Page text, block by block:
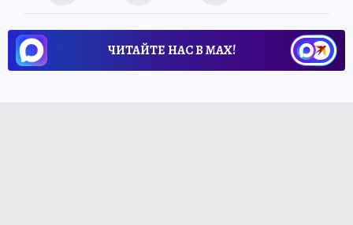
ЧИТАЙТЕ НАС В МАХ!